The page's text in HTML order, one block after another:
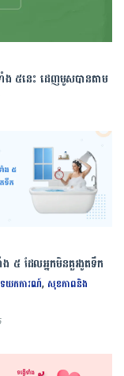
ាំង ៥នេះ ដេញមូសបានតាម
ង ៥ ដែលអ្នកមិនគួរងូតទឹក​
នផលប៉ះពាល់ដល់សុខភាព
យកការណ៍, សុខភាពនិង